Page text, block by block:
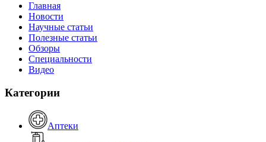
Главная
Новости
Научные статьи
Полезные статьи
Обзоры
Специальности
Видео
Категории
Аптеки